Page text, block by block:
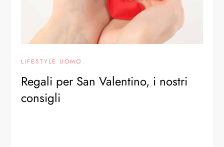
LIFESTYLE UOMO
Regali per San Valentino, i nostri
consigli